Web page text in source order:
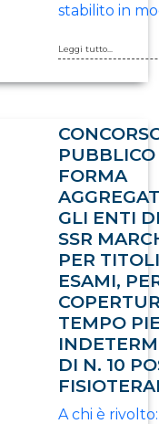
stabilito in
Leggi tutto...
FORMA
GLI ENTI
SSR
PER
ESAMI,
TEMPO
DI N. 10
A chi è rivolto: